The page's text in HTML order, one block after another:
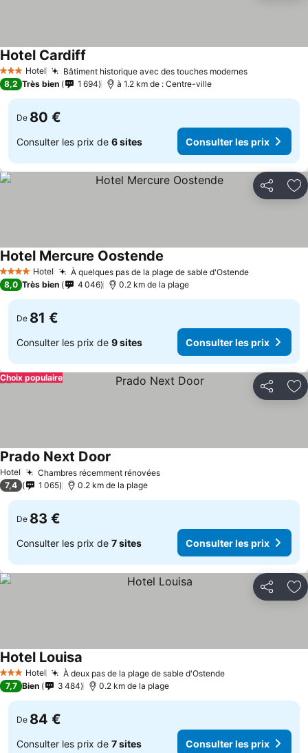
3 ÉtoilesHotel Bâtiment historique avec des touches modernesConsulter
Hotel Cardiff
8,2 Très bien 1 694 à 1.2 km de : Centre-ville
De 80 €
Consulter les prix de 6 sites Consulter les prix
Partager
4 Étoiles Hotel À quelques pas de la plage de sable d'OstendeConsulter
Hotel Mercure Oostende
8,0 Très bien 4 046 0.2 km de la plage
De 81 €
Consulter les prix de 9 sites Consulter les prix
Partager
Choix populaire
Hotel Chambres récemment rénovéesConsulter les prix
Prado Next Door
7,4 1 065 0.2 km de la plage
De 83 €
Consulter les prix de 7 sites Consulter les prix
Partager
3 ÉtoilesHotel À deux pas de la plage de sable d'OstendeConsulter les
Hotel Louisa
7,7 Bien 3 484 0.2 km de la plage
De 84 €
Consulter les prix de 7 sites Consulter les prix